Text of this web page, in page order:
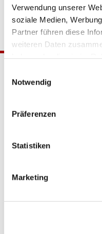
Verwendung unserer
soziale Medien,
Partner führen diese
weiteren Daten
Notwendig
Präferenzen
Statistiken
Marketing
Katholische
Tempelhof-Buckow